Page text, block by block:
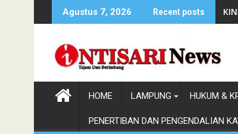
to
Agustus 7, 2026 Recent posts
HOME LAMPUNG HUKUM &
PENERTIBAN DAN PENGENDALIAN